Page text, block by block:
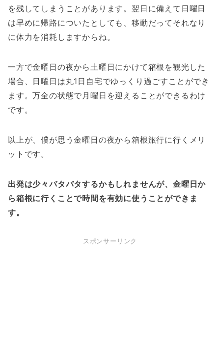
を残してしまうことがあります。翌日に備えて日曜日
は早めに帰路についたとしても、移動だってそれなり
に体力を消耗しますからね。
一方で金曜日の夜から土曜日にかけて箱根を観光した
場合、日曜日は丸1日自宅でゆっくり過ごすことができ
ます。万全の状態で月曜日を迎えることができるわけ
です。
以上が、僕が思う金曜日の夜から箱根旅行に行くメリ
ットです。
出発は少々バタバタするかもしれませんが、金曜日か
ら箱根に行くことで時間を有効に使うことができま
す。
スポンサーリンク